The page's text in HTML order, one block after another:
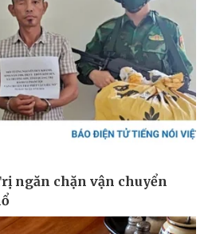
Ô tô - Xe máy
Tư vấn